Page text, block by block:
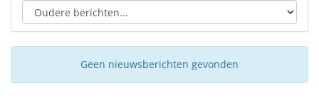
Geen nieuwsberichten gevonden